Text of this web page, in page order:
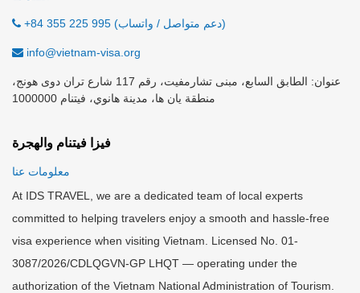
+84 355 225 995 (دعم متواصل / واتساب)
info@vietnam-visa.org
عنوان: الطابق السابع، مبنى تشارمفيت، رقم 117 شارع تران دوى هونج،
منطقة يان ها، مدينة هانوي، فيتنام 1000000
فيزا فيتنام والهجرة
معلومات عنا
At IDS TRAVEL, we are a dedicated team of local experts
committed to helping travelers enjoy a smooth and hassle-free
visa experience when visiting Vietnam. Licensed No. 01-
3087/2026/CDLQGVN-GP LHQT — operating under the
authorization of the Vietnam National Administration of Tourism.